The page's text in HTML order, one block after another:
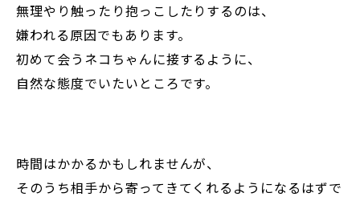
無理やり触ったり抱っこしたりするのは、
嫌われる原因でもあります。
初めて会うネコちゃんに接するように、
自然な態度でいたいところです。
時間はかかるかもしれませんが、
そのうち相手から寄ってきてくれるようになるはずで